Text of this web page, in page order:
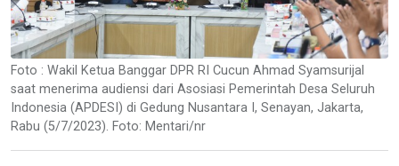
Foto : Wakil Ketua Banggar DPR RI Cucun Ahmad Syamsurijal
saat menerima audiensi dari Asosiasi Pemerintah Desa Seluruh
Indonesia (APDESI) di Gedung Nusantara I, Senayan, Jakarta,
Rabu (5/7/2023). Foto: Mentari/nr